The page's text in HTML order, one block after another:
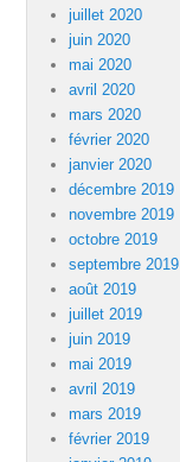
juillet 2020
juin 2020
mai 2020
avril 2020
mars 2020
février 2020
janvier 2020
décembre 2019
novembre 2019
octobre 2019
septembre 2019
août 2019
juillet 2019
juin 2019
mai 2019
avril 2019
mars 2019
février 2019